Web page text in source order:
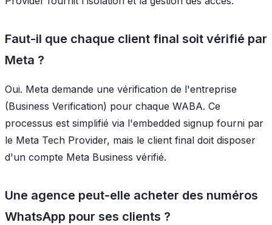
Faut-il que chaque client final soit vérifié par
Meta ?
Oui. Meta demande une vérification de l'entreprise
(Business Verification) pour chaque WABA. Ce
processus est simplifié via l'embedded signup fourni par
le Meta Tech Provider, mais le client final doit disposer
d'un compte Meta Business vérifié.
Une agence peut-elle acheter des numéros
WhatsApp pour ses clients ?